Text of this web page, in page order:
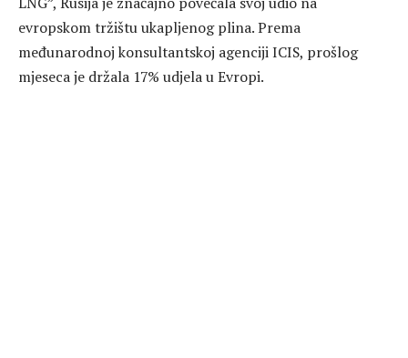
evropskom tržištu ukapljenog plina. Prema
međunarodnoj konsultantskoj agenciji ICIS, prošlog
mjeseca je držala 17% udjela u Evropi.